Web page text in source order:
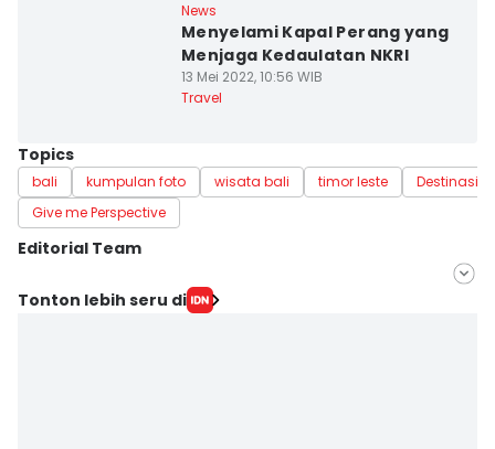
News
Menyelami Kapal Perang yang
Menjaga Kedaulatan NKRI
13 Mei 2022, 10:56 WIB
Travel
Topics
bali kumpulan foto wisata bali timor leste
Destinasi
Give me Perspective
Editorial Team
Editor
Tonton lebih seru di